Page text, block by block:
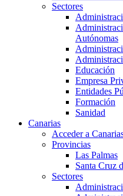
Sectores
Autónomas
Educación
Empresa
Entidades
Formación
Sanidad
Canarias
Acceder a
Provincias
Las Palmas
Santa Cruz
Sectores